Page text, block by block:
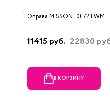
Оправа MISSONI 0072 FWM
11415 руб. 22830
В КОРЗИНУ